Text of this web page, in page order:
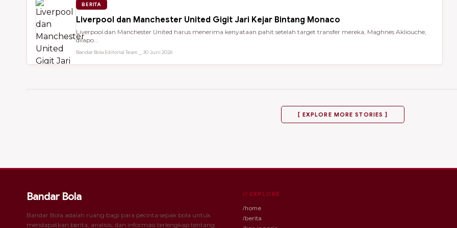
BERITA
Liverpool dan Manchester United Gigit Jari Kejar Bintang Monaco
Liverpool dan Manchester United harus menerima kenyataan pahit setelah target transfer mereka, Maghnes Akliouche,
dilapo...
Bandar Bola Editorial Team ⎯ 30 Juni 2026
[ EXPLORE MORE STORIES ]
Bandar Bola
Bandar Bola adalah ruang bagi para pecinta sepak bola untuk
mendapatkan berita, analisis, dan informasi terlengkap tentang
// EXPLORE
/home
/berita